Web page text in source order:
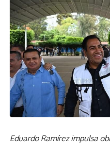
Eduardo Ramírez impulsa